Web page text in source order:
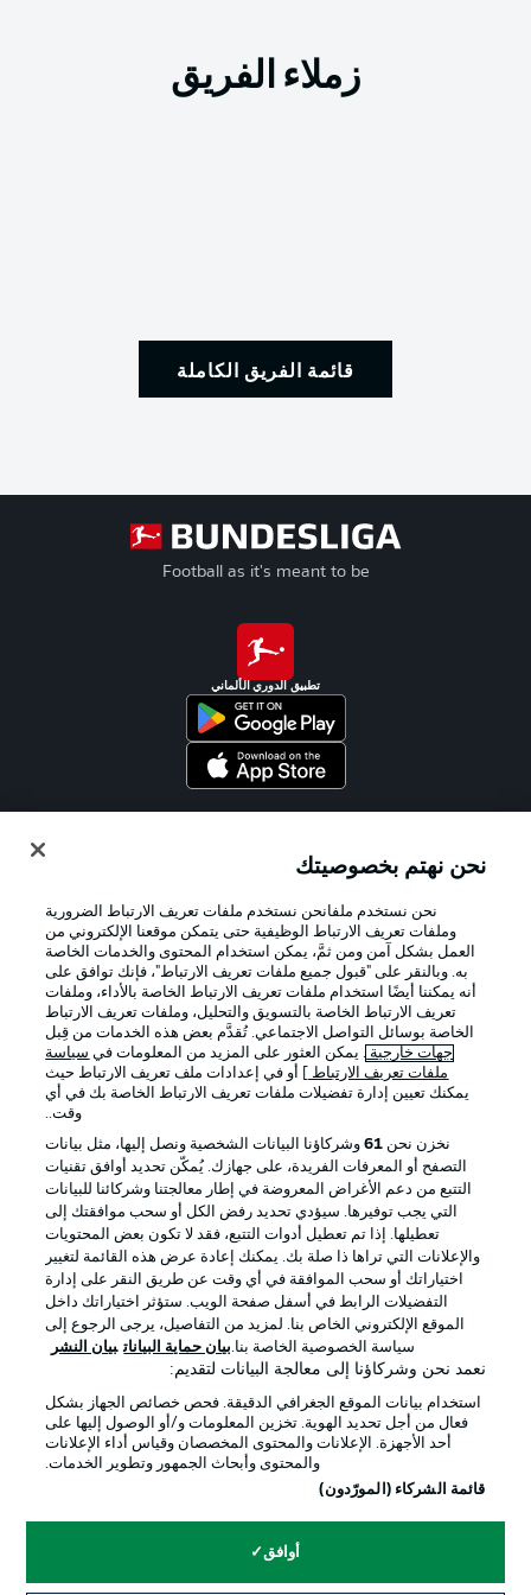
زملاء الفريق
قائمة الفريق الكاملة
Football as it's meant to be
تطبيق الدوري الألماني
الإعلانات الإخطارات القانونية
شروط الاستخدام القنوات الناقلة
الوظائف جهة النشر
تواصل معنا اللاعبون
© 2026 Bundesliga-Gruppe GmbH
نحن نهتم بخصوصيتك
نحن نستخدم ملفانحن نستخدم ملفات تعريف الارتباط الضرورية
وملفات تعريف الارتباط الوظيفية حتى يتمكن موقعنا الإلكتروني من
العمل بشكل آمن ومن ثمَّ، يمكن استخدام المحتوى والخدمات الخاصة
به. وبالنقر على "قبول جميع ملفات تعريف الارتباط"، فإنك توافق على
أنه يمكننا أيضًا استخدام ملفات تعريف الارتباط الخاصة بالأداء، وملفات
تعريف الارتباط الخاصة بالتسويق والتحليل، وملفات تعريف الارتباط
الخاصة بوسائل التواصل الاجتماعي. تُقدَّم بعض هذه الخدمات من قِبل
جهات خارجية . يمكن العثور على المزيد من المعلومات في سياسة
ملفات تعريف الارتباط
] أو في إعدادات ملف تعريف الارتباط حيث
يمكنك تعيين إدارة تفضيلات ملفات تعريف الارتباط الخاصة بك في أي
وقت..
نخزن نحن 61وشركاؤنا البيانات الشخصية ونصل إليها، مثل بيانات
التصفح أو المعرفات الفريدة، على جهازك. يُمكّن تحديد أوافق تقنيات
التتبع من دعم الأغراض المعروضة في إطار معالجتنا وشركائنا للبيانات
التي يجب توفيرها. سيؤدي تحديد رفض الكل أو سحب موافقتك إلى
تعطيلها. إذا تم تعطيل أدوات التتبع، فقد لا تكون بعض المحتويات
والإعلانات التي تراها ذا صلة بك. يمكنك إعادة عرض هذه القائمة لتغيير
اختياراتك أو سحب الموافقة في أي وقت عن طريق النقر على إدارة
التفضيلات الرابط في أسفل صفحة الويب. ستؤثر اختياراتك داخل
الموقع الإلكتروني الخاص بنا. لمزيد من التفاصيل، يرجى الرجوع إلى
سياسة الخصوصية الخاصة بنا.بيان حماية البيانات بيان النشر
نعمد نحن وشركاؤنا إلى معالجة البيانات لتقديم:
استخدام بيانات الموقع الجغرافي الدقيقة. فحص خصائص الجهاز بشكل
فعال من أجل تحديد الهوية. تخزين المعلومات و/أو الوصول إليها على
أحد الأجهزة. الإعلانات والمحتوى المخصصان وقياس أداء الإعلانات
والمحتوى وأبحاث الجمهور وتطوير الخدمات.
قائمة الشركاء (المورّدون)
أوافق